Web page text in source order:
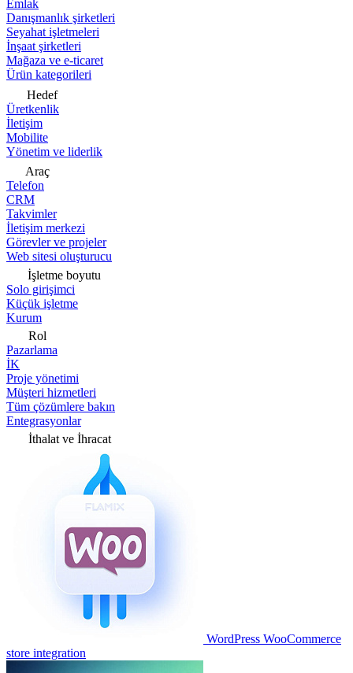
Emlak
Danışmanlık şirketleri
Seyahat işletmeleri
İnşaat şirketleri
Mağaza ve e-ticaret
Ürün kategorileri
Hedef
Üretkenlik
İletişim
Mobilite
Yönetim ve liderlik
Araç
Telefon
CRM
Takvimler
İletişim merkezi
Görevler ve projeler
Web sitesi oluşturucu
İşletme boyutu
Solo girişimci
Küçük işletme
Kurum
Rol
Pazarlama
İK
Proje yönetimi
Müşteri hizmetleri
Tüm çözümlere bakın
Entegrasyonlar
İthalat ve İhracat
WordPress WooCommerce
store integration